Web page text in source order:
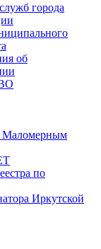
города
об
Маломерным
по
Иркутской